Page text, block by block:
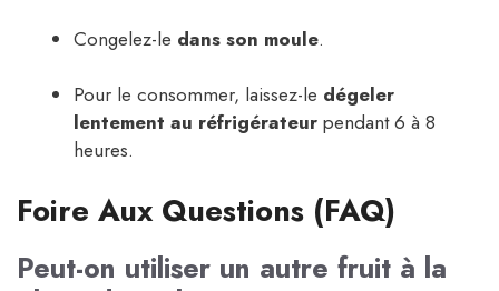
Congelez-le dans son moule.
Pour le consommer, laissez-le dégeler
lentement au réfrigérateur pendant 6 à 8
heures.
Foire Aux Questions (FAQ)
Peut-on utiliser un autre fruit à la